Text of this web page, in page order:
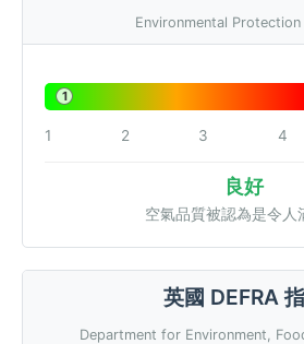
Environmental Protection
1
1 2 3 4
良好
空氣品質被認為是令人
英國 DEFRA
Department for Environment,